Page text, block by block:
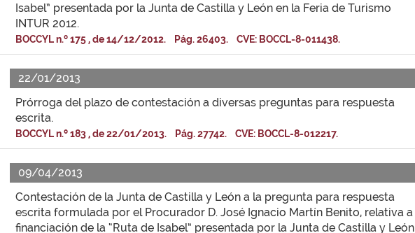
Isabel” presentada por la Junta de Castilla y León en la Feria de Turismo
INTUR 2012.
BOCCYL n.º 175 , de 14/12/2012. Pág. 26403. CVE: BOCCL-8-011438.
22/01/2013
Prórroga del plazo de contestación a diversas preguntas para respuesta
escrita.
BOCCYL n.º 183 , de 22/01/2013. Pág. 27742. CVE: BOCCL-8-012217.
09/04/2013
Contestación de la Junta de Castilla y León a la pregunta para respuesta
escrita formulada por el Procurador D. José Ignacio Martín Benito, relativa a
financiación de la “Ruta de Isabel” presentada por la Junta de Castilla y León